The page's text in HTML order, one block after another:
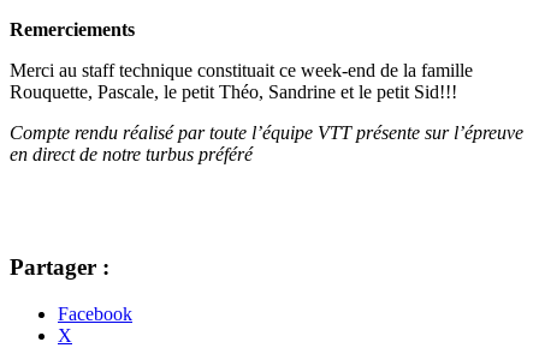
Remerciements
Merci au staff technique constituait ce week-end de la famille
Rouquette, Pascale, le petit Théo, Sandrine et le petit Sid!!!
Compte rendu réalisé par toute l’équipe VTT présente sur l’épreuve
en direct de notre turbus préféré
Partager :
Facebook
X